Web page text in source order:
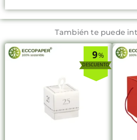
También te puede
%
9